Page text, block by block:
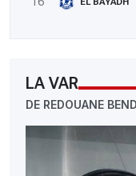
LA VAR
DE REDOUANE